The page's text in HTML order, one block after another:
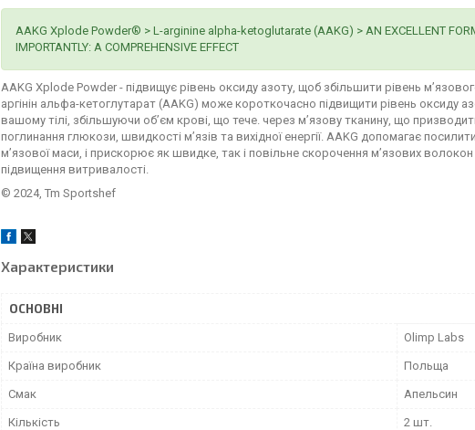
AAKG Xplode Powder® > L-arginine alpha-ketoglutarate (AAKG) > AN EXCELLENT
IMPORTANTLY: A COMPREHENSIVE EFFECT
AAKG Xplode Powder - підвищує рівень оксиду азоту, щоб збільшити рівень
аргінін альфа-кетоглутарат (AAKG) може короткочасно підвищити рівень оксиду
вашому тілі, збільшуючи об’єм крові, що тече. через м’язову тканину, що
поглинання глюкози, швидкості м’язів та вихідної енергії. AAKG допомагає
м’язової маси, і прискорює як швидке, так і повільне скорочення м’язових
підвищення витривалості.
© 2024, Tm Sportshef
Характеристики
ОСНОВНІ
Виробник Olimp Labs
Країна виробник Польща
Смак Апельсин
Кількість 2 шт.